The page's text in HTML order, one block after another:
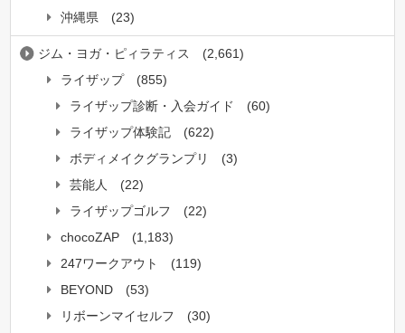
沖縄県
(23)
ジム・ヨガ・ピィラティス
(2,661)
ライザップ
(855)
ライザップ診断・入会ガイド
(60)
ライザップ体験記
(622)
ボディメイクグランプリ
(3)
芸能人
(22)
ライザップゴルフ
(22)
chocoZAP
(1,183)
247ワークアウト
(119)
BEYOND
(53)
リボーンマイセルフ
(30)